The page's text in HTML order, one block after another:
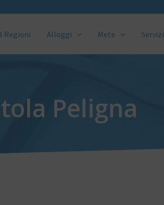
Regioni Alloggi Mete Servizi
Peligna